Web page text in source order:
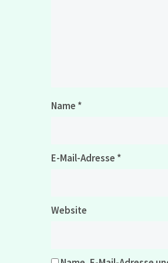
Name *
E-Mail-Adresse *
Website